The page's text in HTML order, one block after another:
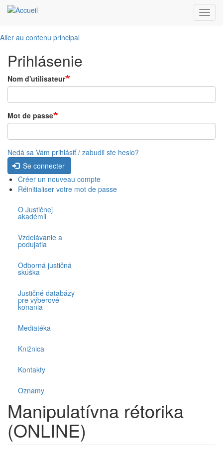
Aller au contenu principal
Prihlásenie
Nom d'utilisateur
Mot de passe
Nedá sa Vám prihlásiť / zabudli ste heslo?
Se connecter
Créer un nouveau compte
Réinitialiser votre mot de passe
O Justičnej
akadémii
Vzdelávanie a
podujatia
Odborná justičná
skúška
Justičné databázy
pre výberové
konania
Mediatéka
Knižnica
Kontakty
Oznamy
Manipulatívna rétorika
(ONLINE)